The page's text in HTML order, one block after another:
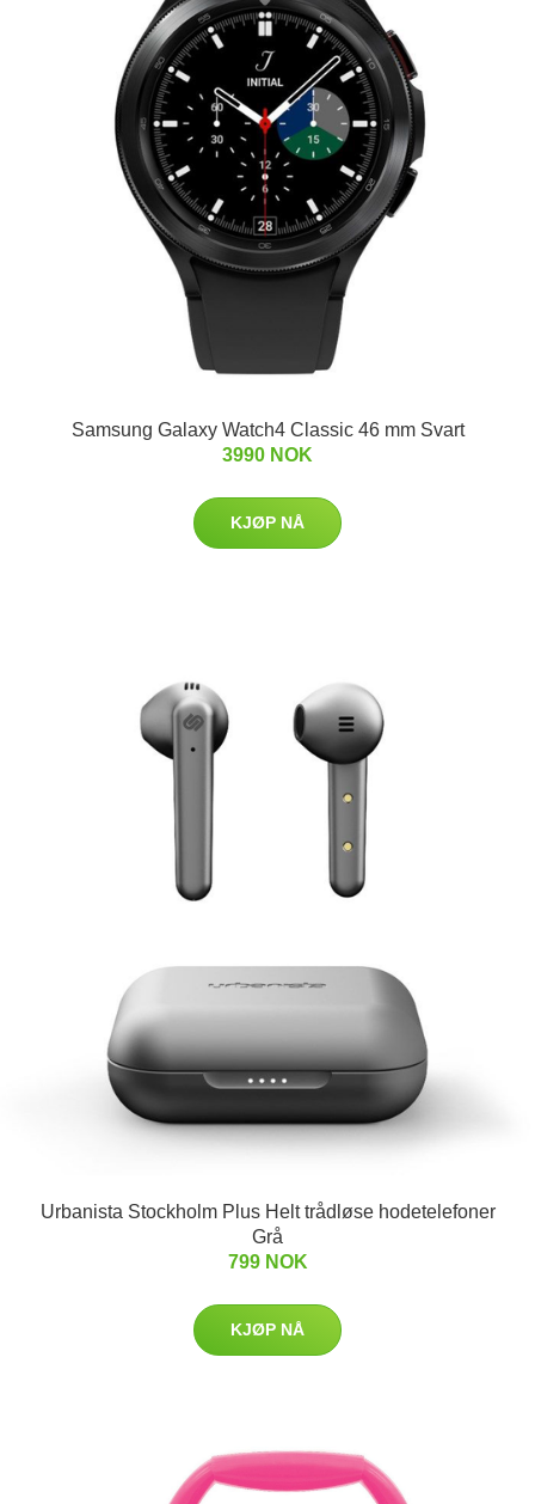
Samsung Galaxy Watch4 Classic 46 mm Svart
3990 NOK
KJØP NÅ
Urbanista Stockholm Plus Helt trådløse hodetelefoner
Grå
799 NOK
KJØP NÅ